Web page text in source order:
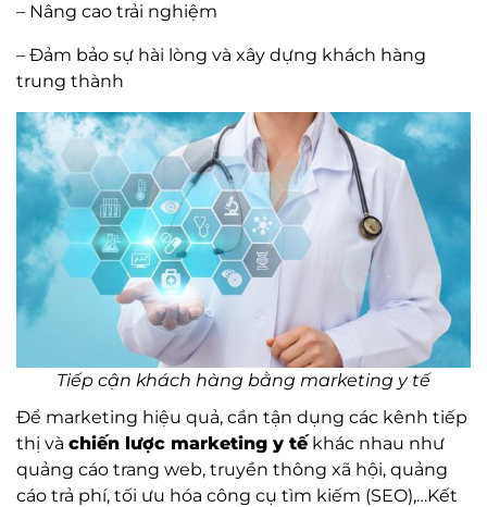
– Nâng cao trải nghiệm
– Đảm bảo sự hài lòng và xây dựng khách hàng
trung thành
Tiếp cận khách hàng bằng marketing y tế
Để marketing hiệu quả, cần tận dụng các kênh tiếp
thị và chiến lược marketing y tếkhác nhau như
quảng cáo trang web, truyền thông xã hội, quảng
cáo trả phí, tối ưu hóa công cụ tìm kiếm (SEO),…Kết